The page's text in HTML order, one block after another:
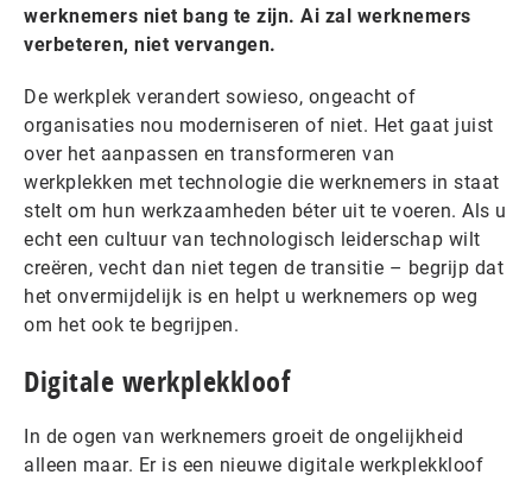
werknemers niet bang te zijn. Ai zal werknemers
verbeteren, niet vervangen.
De werkplek verandert sowieso, ongeacht of
organisaties nou moderniseren of niet. Het gaat juist
over het aanpassen en transformeren van
werkplekken met technologie die werknemers in staat
stelt om hun werkzaamheden béter uit te voeren. Als u
echt een cultuur van technologisch leiderschap wilt
creëren, vecht dan niet tegen de transitie – begrijp dat
het onvermijdelijk is en helpt u werknemers op weg
om het ook te begrijpen.
Digitale werkplekkloof
In de ogen van werknemers groeit de ongelijkheid
alleen maar. Er is een nieuwe digitale werkplekkloof